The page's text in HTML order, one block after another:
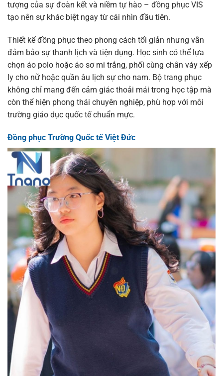
tượng của sự đoàn kết và niềm tự hào – đồng phục VIS
tạo nên sự khác biệt ngay từ cái nhìn đầu tiên.
Thiết kế đồng phục theo phong cách tối giản nhưng vẫn
đảm bảo sự thanh lịch và tiện dụng. Học sinh có thể lựa
chọn áo polo hoặc áo sơ mi trắng, phối cùng chân váy xếp
ly cho nữ hoặc quần âu lịch sự cho nam. Bộ trang phục
không chỉ mang đến cảm giác thoải mái trong học tập mà
còn thể hiện phong thái chuyên nghiệp, phù hợp với môi
trường giáo dục quốc tế chuẩn mực.
Đồng phục Trường Quốc tế Việt Đức